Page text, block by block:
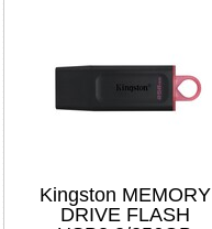
Kingston MEMORY
DRIVE FLASH